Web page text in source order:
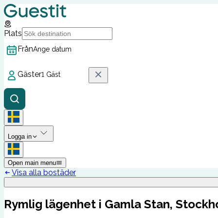
Plats
FrånAnge datum
Gäster1 Gäst
Logga in
Open main menu
Visa alla bostäder
Rymlig lägenhet i Gamla Stan,